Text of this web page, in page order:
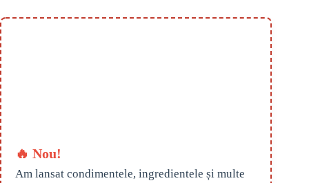
🔥 Nou!
Am lansat condimentele, ingredientele și multe